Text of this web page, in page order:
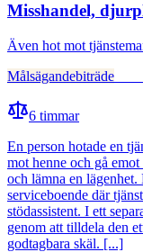
Misshandel,
Även hot mot
Målsägandebiträde
6 timmar
En person hotade en
mot henne och gå
och lämna en
serviceboende där
stödassistent. I ett
genom att tilldela den
godtagbara skäl. [...]